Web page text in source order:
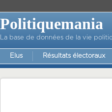
Politiquemania
La base de données de la vie
Elus Résultats électoraux